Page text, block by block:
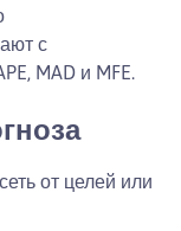
с
MAD и MFE.
от целей или